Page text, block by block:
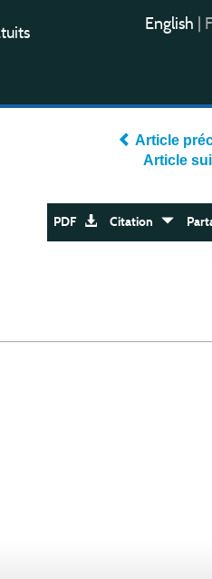
English
Article
Article
PDF Citation